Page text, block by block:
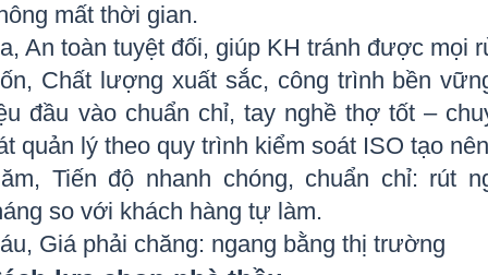
mất thời gian.
An toàn tuyệt đối, giúp KH tránh được mọi
Chất lượng xuất sắc, công trình bền
đầu vào chuẩn chỉ, tay nghề thợ tốt –
quản lý theo quy trình kiểm soát ISO tạo
Tiến độ nhanh chóng, chuẩn chỉ: rút
so với khách hàng tự làm.
Giá phải chăng: ngang bằng thị trường